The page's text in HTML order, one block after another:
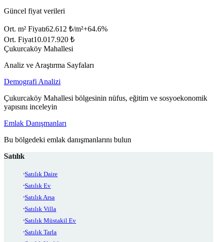
Güncel fiyat verileri
Ort. m² Fiyatı62.612 ₺/m²+64.6%
Ort. Fiyat10.017.920 ₺
Çukurcaköy Mahallesi
Analiz ve Araştırma Sayfaları
Demografi Analizi
Çukurcaköy Mahallesi bölgesinin nüfus, eğitim ve sosyoekonomik
yapısını inceleyin
Emlak Danışmanları
Bu bölgedeki emlak danışmanlarını bulun
Satılık
Satılık Daire
Satılık Ev
Satılık Arsa
Satılık Villa
Satılık Müstakil Ev
Satılık Tarla